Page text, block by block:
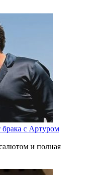
брака с Артуром
и полная